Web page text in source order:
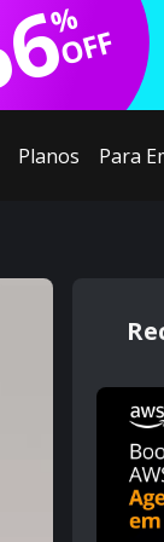
%
OFF
Planos Para